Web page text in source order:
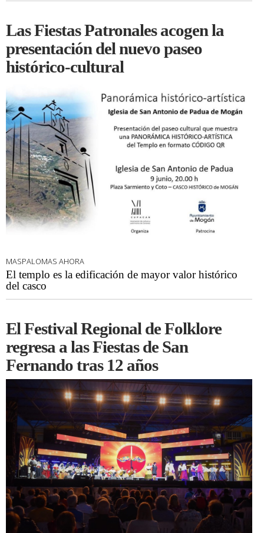
Las Fiestas Patronales acogen la
presentación del nuevo paseo
histórico-cultural
MASPALOMAS AHORA
El templo es la edificación de mayor valor histórico
del casco
El Festival Regional de Folklore
regresa a las Fiestas de San
Fernando tras 12 años